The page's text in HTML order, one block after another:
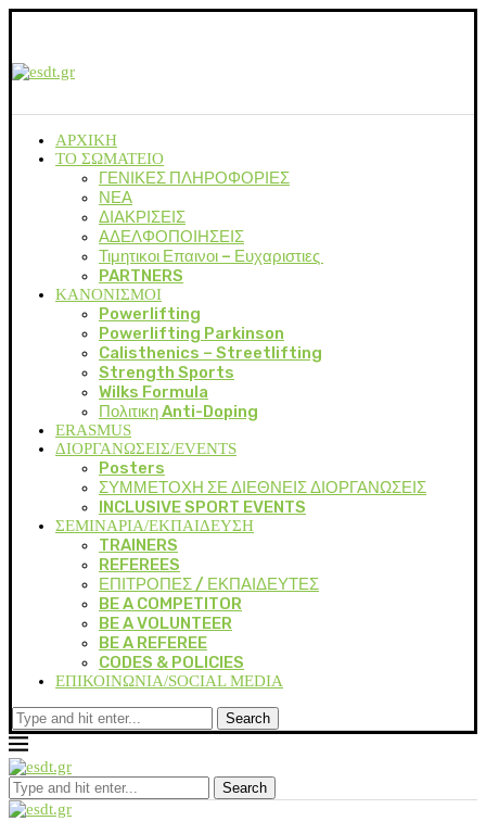
ΑΡΧΙΚΗ
ΤΟ ΣΩΜΑΤΕΙΟ
ΓΕΝΙΚΕΣ ΠΛΗΡΟΦΟΡΙΕΣ
ΝΕΑ
ΔΙΑΚΡΙΣΕΙΣ
ΑΔΕΛΦΟΠΟΙΗΣΕΙΣ
Τιμητικοι Επαινοι – Ευχαριστιες
PARTNERS
ΚΑΝΟΝΙΣΜΟΙ
Powerlifting
Powerlifting Parkinson
Calisthenics – Streetlifting
Strength Sports
Wilks Formula
Πολιτικη Anti-Doping
ERASMUS
ΔΙΟΡΓΑΝΩΣΕΙΣ/EVENTS
Posters
ΣΥΜΜΕΤΟΧΗ ΣΕ ΔΙΕΘΝΕΙΣ ΔΙΟΡΓΑΝΩΣΕΙΣ
INCLUSIVE SPORT EVENTS
ΣΕΜΙΝΑΡΙΑ/ΕΚΠΑΙΔΕΥΣΗ
TRAINERS
REFEREES
ΕΠΙΤΡΟΠΕΣ / ΕΚΠΑΙΔΕΥΤΕΣ
BE A COMPETITOR
BE A VOLUNTEER
BE A REFEREE
CODES & POLICIES
ΕΠΙΚΟΙΝΩΝΙΑ/SOCIAL MEDIA
Search
Search